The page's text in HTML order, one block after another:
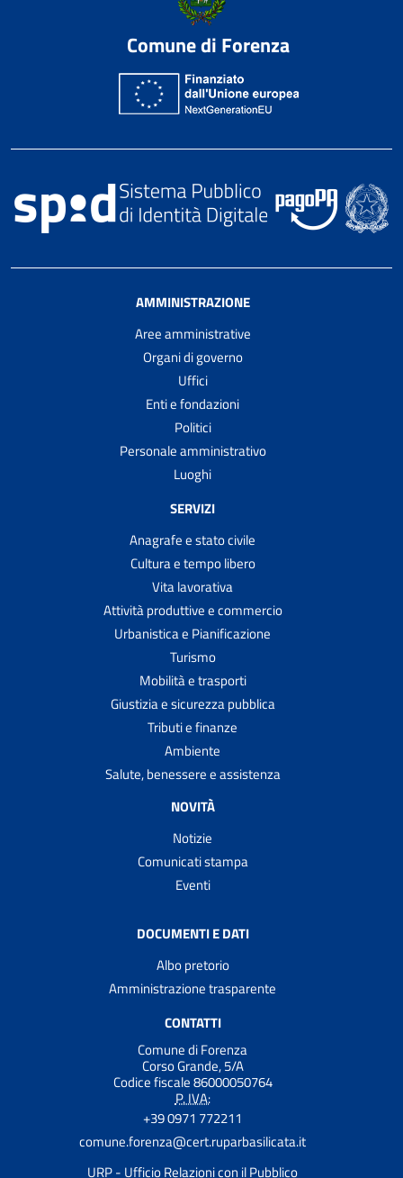
Comune di Forenza
AMMINISTRAZIONE
Aree amministrative
Organi di governo
Uffici
Enti e fondazioni
Politici
Personale amministrativo
Luoghi
SERVIZI
Anagrafe e stato civile
Cultura e tempo libero
Vita lavorativa
Attività produttive e commercio
Urbanistica e Pianificazione
Turismo
Mobilità e trasporti
Giustizia e sicurezza pubblica
Tributi e finanze
Ambiente
Salute, benessere e assistenza
NOVITÀ
Notizie
Comunicati stampa
Eventi
DOCUMENTI E DATI
Albo pretorio
Amministrazione trasparente
CONTATTI
Comune di Forenza
Corso Grande, 5/A
Codice fiscale 86000050764
P. IVA:
+39 0971 772211
comune.forenza@cert.ruparbasilicata.it
URP - Ufficio Relazioni con il Pubblico